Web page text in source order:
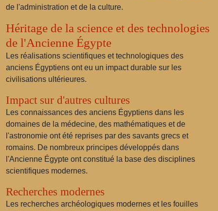
de l'administration et de la culture.
Héritage de la science et des technologies
de l'Ancienne Égypte
Les réalisations scientifiques et technologiques des
anciens Égyptiens ont eu un impact durable sur les
civilisations ultérieures.
Impact sur d'autres cultures
Les connaissances des anciens Égyptiens dans les
domaines de la médecine, des mathématiques et de
l'astronomie ont été reprises par des savants grecs et
romains. De nombreux principes développés dans
l'Ancienne Égypte ont constitué la base des disciplines
scientifiques modernes.
Recherches modernes
Les recherches archéologiques modernes et les fouilles